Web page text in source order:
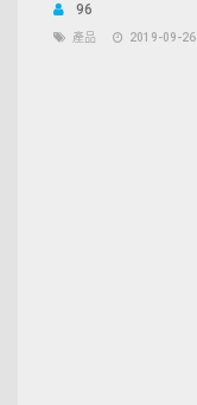
96
產品 2019-09-26